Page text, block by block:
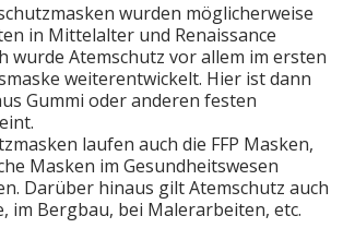
wurden möglicherweise
in Mittelalter und Renaissance
wurde Atemschutz vor allem im ersten
weiterentwickelt. Hier ist dann
Gummi oder anderen festen
laufen auch die FFP Masken,
Masken im Gesundheitswesen
Darüber hinaus gilt Atemschutz auch
im Bergbau, bei Malerarbeiten, etc.